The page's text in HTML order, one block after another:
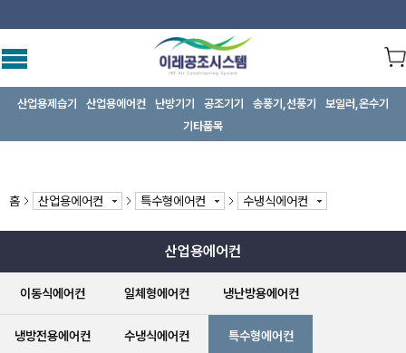
산업용제습기 산업용에어컨 난방기기 공조기기 송풍기,선풍기
보일러,온수기
기타품목
홈 산업용에어컨 특수형에어컨 수냉식에어컨
산업용에어컨
이동식에어컨 일체형에어컨 냉난방용에어컨
냉방전용에어컨 수냉식에어컨 특수형에어컨